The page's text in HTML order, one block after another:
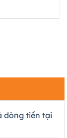
dòng tiền tại